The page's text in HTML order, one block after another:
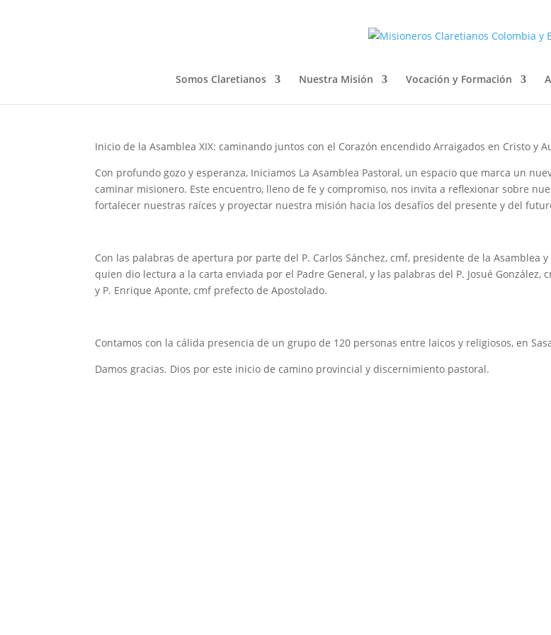
Somos Claretianos Nuestra Misión Vocación y Formación
Inicio de la Asamblea XIX: caminando juntos con el Corazón encendido Arraigados en Cristo y
Con profundo gozo y esperanza, Iniciamos La Asamblea Pastoral, un espacio que marca un
caminar misionero. Este encuentro, lleno de fe y compromiso, nos invita a reflexionar sobre
fortalecer nuestras raíces y proyectar nuestra misión hacia los desafíos del presente y del
Con las palabras de apertura por parte del P. Carlos Sánchez, cmf, presidente de la Asamblea
quien dio lectura a la carta enviada por el Padre General, y las palabras del P. Josué González,
y P. Enrique Aponte, cmf prefecto de Apostolado.
Contamos con la cálida presencia de un grupo de 120 personas entre laicos y religiosos, en
Damos gracias. Dios por este inicio de camino provincial y discernimiento pastoral.